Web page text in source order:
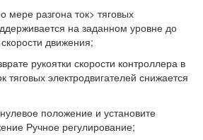
мере разгона ток> тяговых
на заданном уровне до
движения;
рукоятки скорости контроллера в
тяговых электродвигателей снижается
положение и установите
Ручное регулирование;